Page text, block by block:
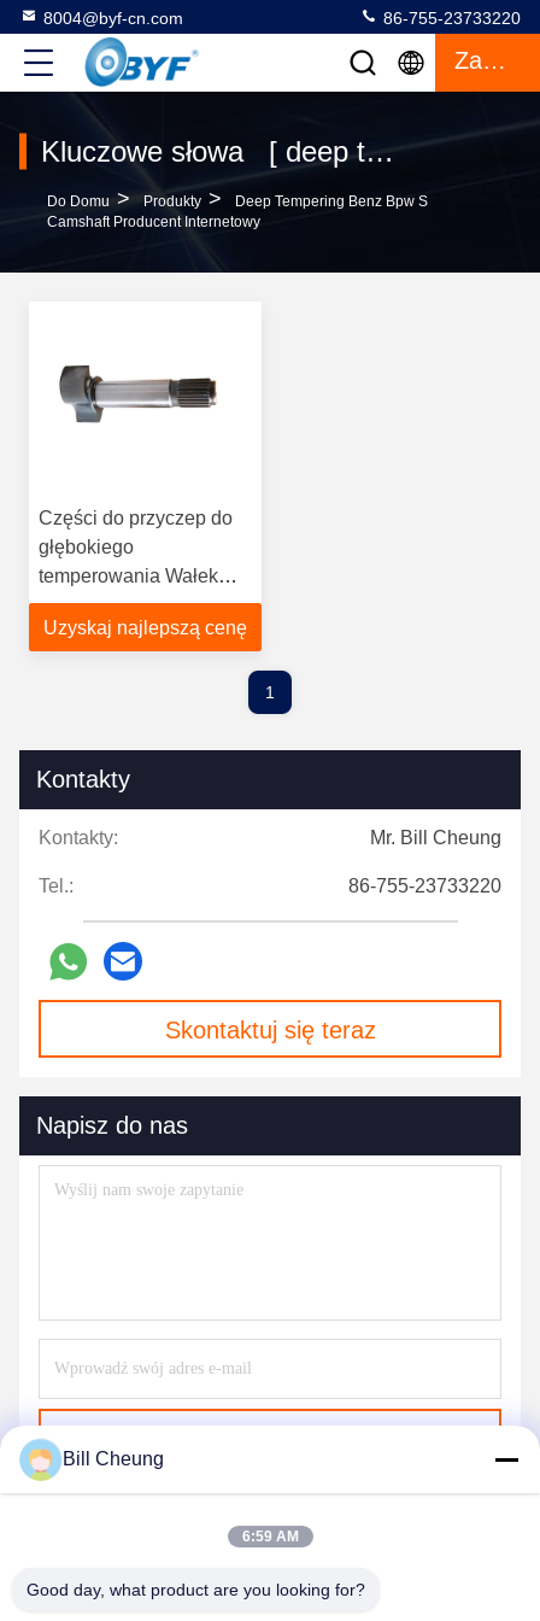
8004@byf-cn.com 86-755-23733220
Zacytować
Kluczowe słowa [ deep tempering benz bpw s camshaft ] Zgadza się. 1 produkty
Do Domu > Produkty >
Deep Tempering Benz Bpw S
Camshaft Producent Internetowy
Części do przyczep do
głębokiego
temperowania Wałek
rozrządu BENZ typu S.
Uzyskaj najlepszą cenę
1
Kontakty
Kontakty: Mr. Bill Cheung
Tel.: 86-755-23733220
Skontaktuj się teraz
Napisz do nas
Bill Cheung
6:59 AM
Good day, what product are you looking for?